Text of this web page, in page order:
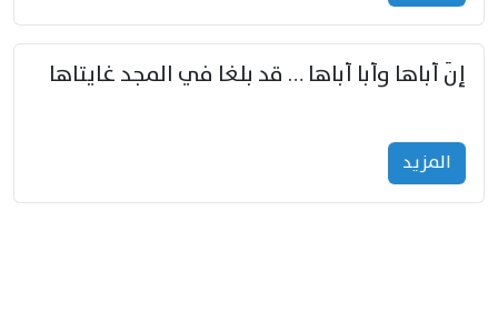
إنّ أباها وأبا أباها … قد بلغا في المجد غايتاها
المزید